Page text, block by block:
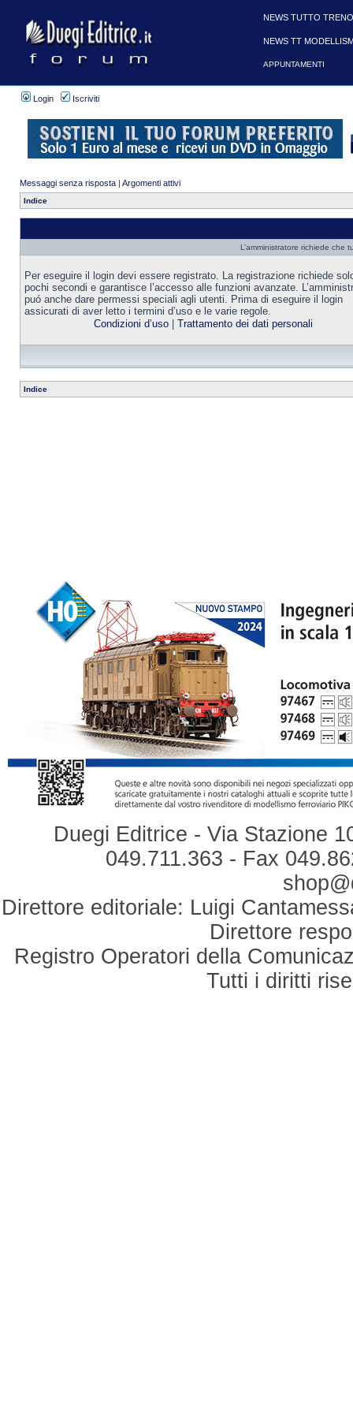
Login Iscriviti
Messaggi senza risposta | Argomenti attivi
Indice
L’amministratore richiede che
Per eseguire il login devi essere registrato. La registrazione richiede
pochi secondi e garantisce l’accesso alle funzioni avanzate.
puó anche dare permessi speciali agli utenti. Prima di eseguire il login
assicurati di aver letto i termini d’uso e le varie regole.
Condizioni d’uso| Trattamento dei dati personali
Indice
Duegi Editrice - Via Stazione
049.711.363 - Fax
Direttore editoriale: Luigi
Direttore
Registro Operatori della
Tutti i diritti
NEWS TUTTO
NEWS TT
APPUNTAMENTI